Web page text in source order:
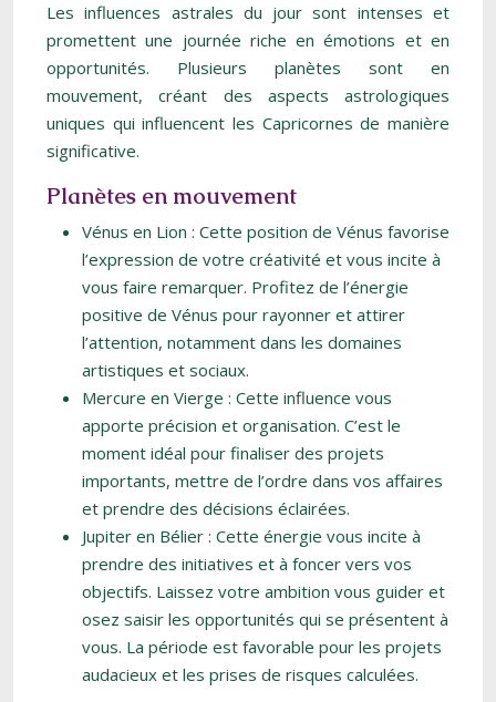
Les influences astrales du jour sont intenses et
promettent une journée riche en émotions et en
opportunités. Plusieurs planètes sont en
mouvement, créant des aspects astrologiques
uniques qui influencent les Capricornes de manière
significative.
Planètes en mouvement
Vénus en Lion : Cette position de Vénus favorise
l’expression de votre créativité et vous incite à
vous faire remarquer. Profitez de l’énergie
positive de Vénus pour rayonner et attirer
l’attention, notamment dans les domaines
artistiques et sociaux.
Mercure en Vierge : Cette influence vous
apporte précision et organisation. C’est le
moment idéal pour finaliser des projets
importants, mettre de l’ordre dans vos affaires
et prendre des décisions éclairées.
Jupiter en Bélier : Cette énergie vous incite à
prendre des initiatives et à foncer vers vos
objectifs. Laissez votre ambition vous guider et
osez saisir les opportunités qui se présentent à
vous. La période est favorable pour les projets
audacieux et les prises de risques calculées.